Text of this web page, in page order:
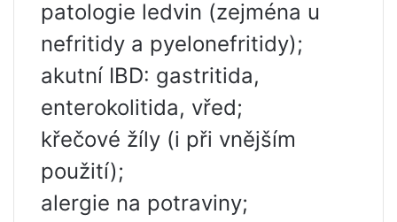
patologie ledvin (zejména u
nefritidy a pyelonefritidy);
akutní IBD: gastritida,
enterokolitida, vřed;
křečové žíly (i při vnějším
použití);
alergie na potraviny;